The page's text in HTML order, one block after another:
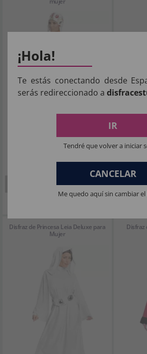
,83€
SIN STOCK
Imposto Incluído
Disfraz de Princesa Leia Deluxe para
Mujer
Disfraz
¡Hola!
Te estás conectando desde
serás redireccionado a
IR
Tendré que volver a iniciar
CANCELAR
Me quedo aquí sin cambiar